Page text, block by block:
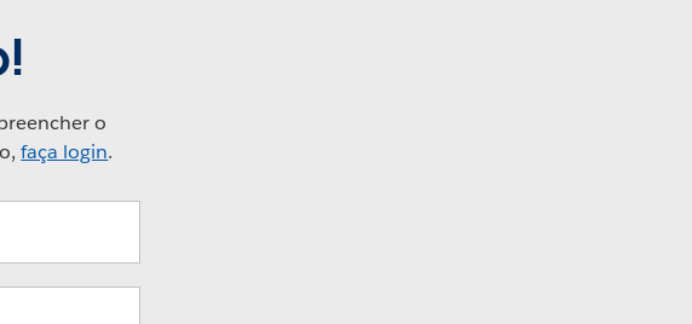
o
faça login.